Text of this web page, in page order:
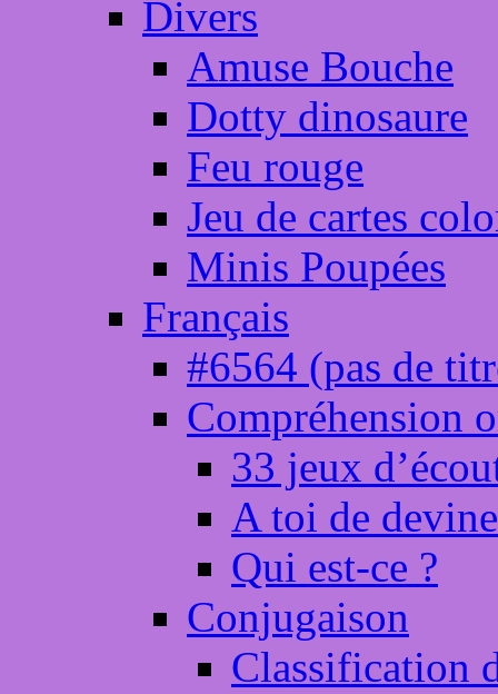
Divers
Amuse Bouche
Dotty dinosaure
Feu rouge
Jeu de cartes
Minis Poupées
Français
#6564 (pas de
Compréhension
33 jeux
A toi de
Qui est-ce ?
Conjugaison
Classification